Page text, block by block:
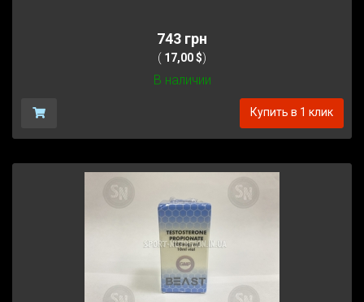
743 грн
( 17,00 $)
В наличии
Купить в 1 клик